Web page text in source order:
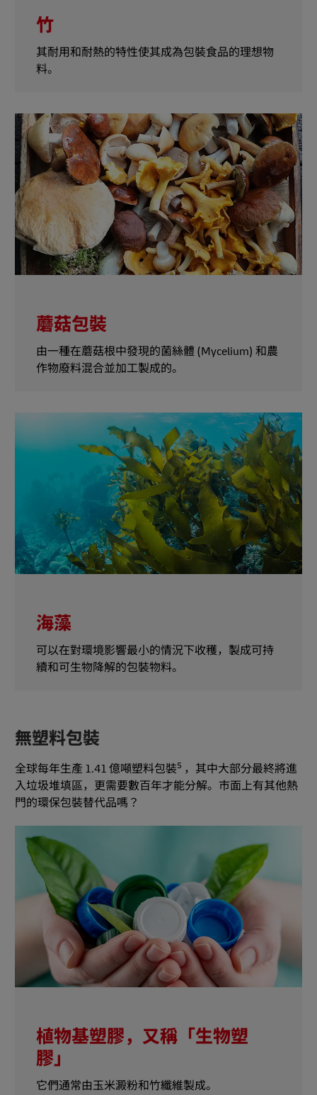
竹
其耐用和耐熱的特性使其成為包裝食品的理想物
料。
蘑菇包裝
由一種在蘑菇根中發現的菌絲體 (Mycelium) 和農
作物廢料混合並加工製成的。
海藻
可以在對環境影響最小的情況下收穫，製成可持
續和可生物降解的包裝物料。
無塑料包裝
全球每年生產 1.41 億噸塑料包裝5 ，其中大部分最終將進
入垃圾堆填區，更需要數百年才能分解。市面上有其他熱
門的環保包裝替代品嗎？
植物基塑膠，又稱「生物塑
膠」
它們通常由玉米澱粉和竹纖維製成。